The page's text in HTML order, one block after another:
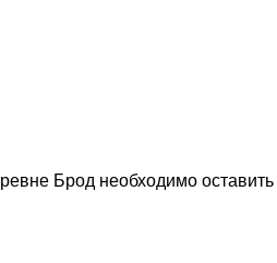
Брод необходимо оставить